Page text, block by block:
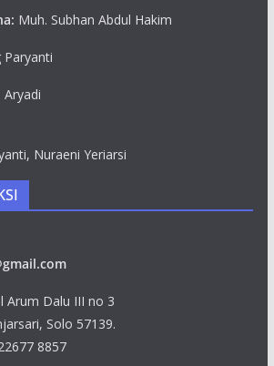
Muh. Subhan Abdul Hakim
Paryanti
Aryadi
Nuraeni Yeriarsi
Arum Dalu III no 3
Solo 57139.
8857